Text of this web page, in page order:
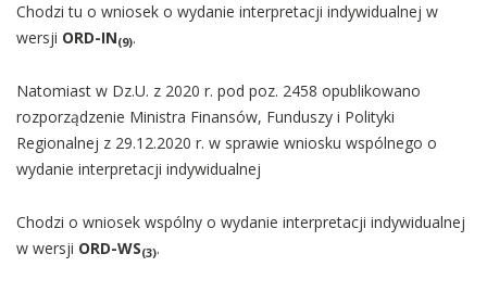
Chodzi tu o wniosek o wydanie interpretacji indywidualnej w
wersji ORD-IN(9).
Natomiast w Dz.U. z 2020 r. pod poz. 2458 opublikowano
rozporządzenie Ministra Finansów, Funduszy i Polityki
Regionalnej z 29.12.2020 r. w sprawie wniosku wspólnego o
wydanie interpretacji indywidualnej
Chodzi o wniosek wspólny o wydanie interpretacji indywidualnej
w wersji ORD-WS(3).